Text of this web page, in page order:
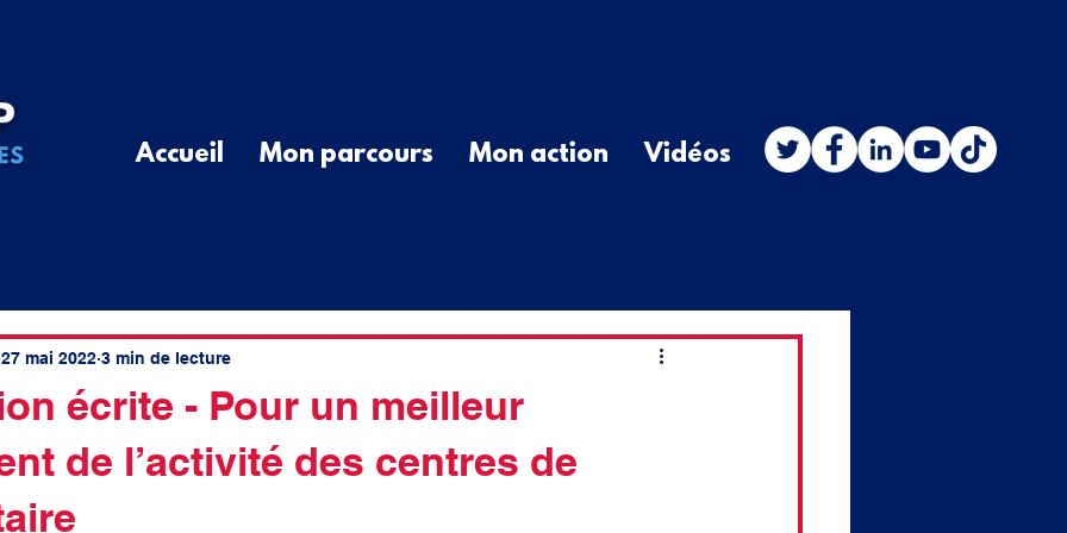
Accueil Mon parcours Mon action Vidéos
Communiqué de Presse Question orale
élus ruraux cotisations spatial budget
écrite - Pour un meilleur
de l’activité des centres de
27 mai 2022 3 min de lecture